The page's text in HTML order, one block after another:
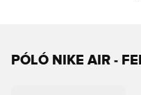
PÓLÓ NIKE AIR -